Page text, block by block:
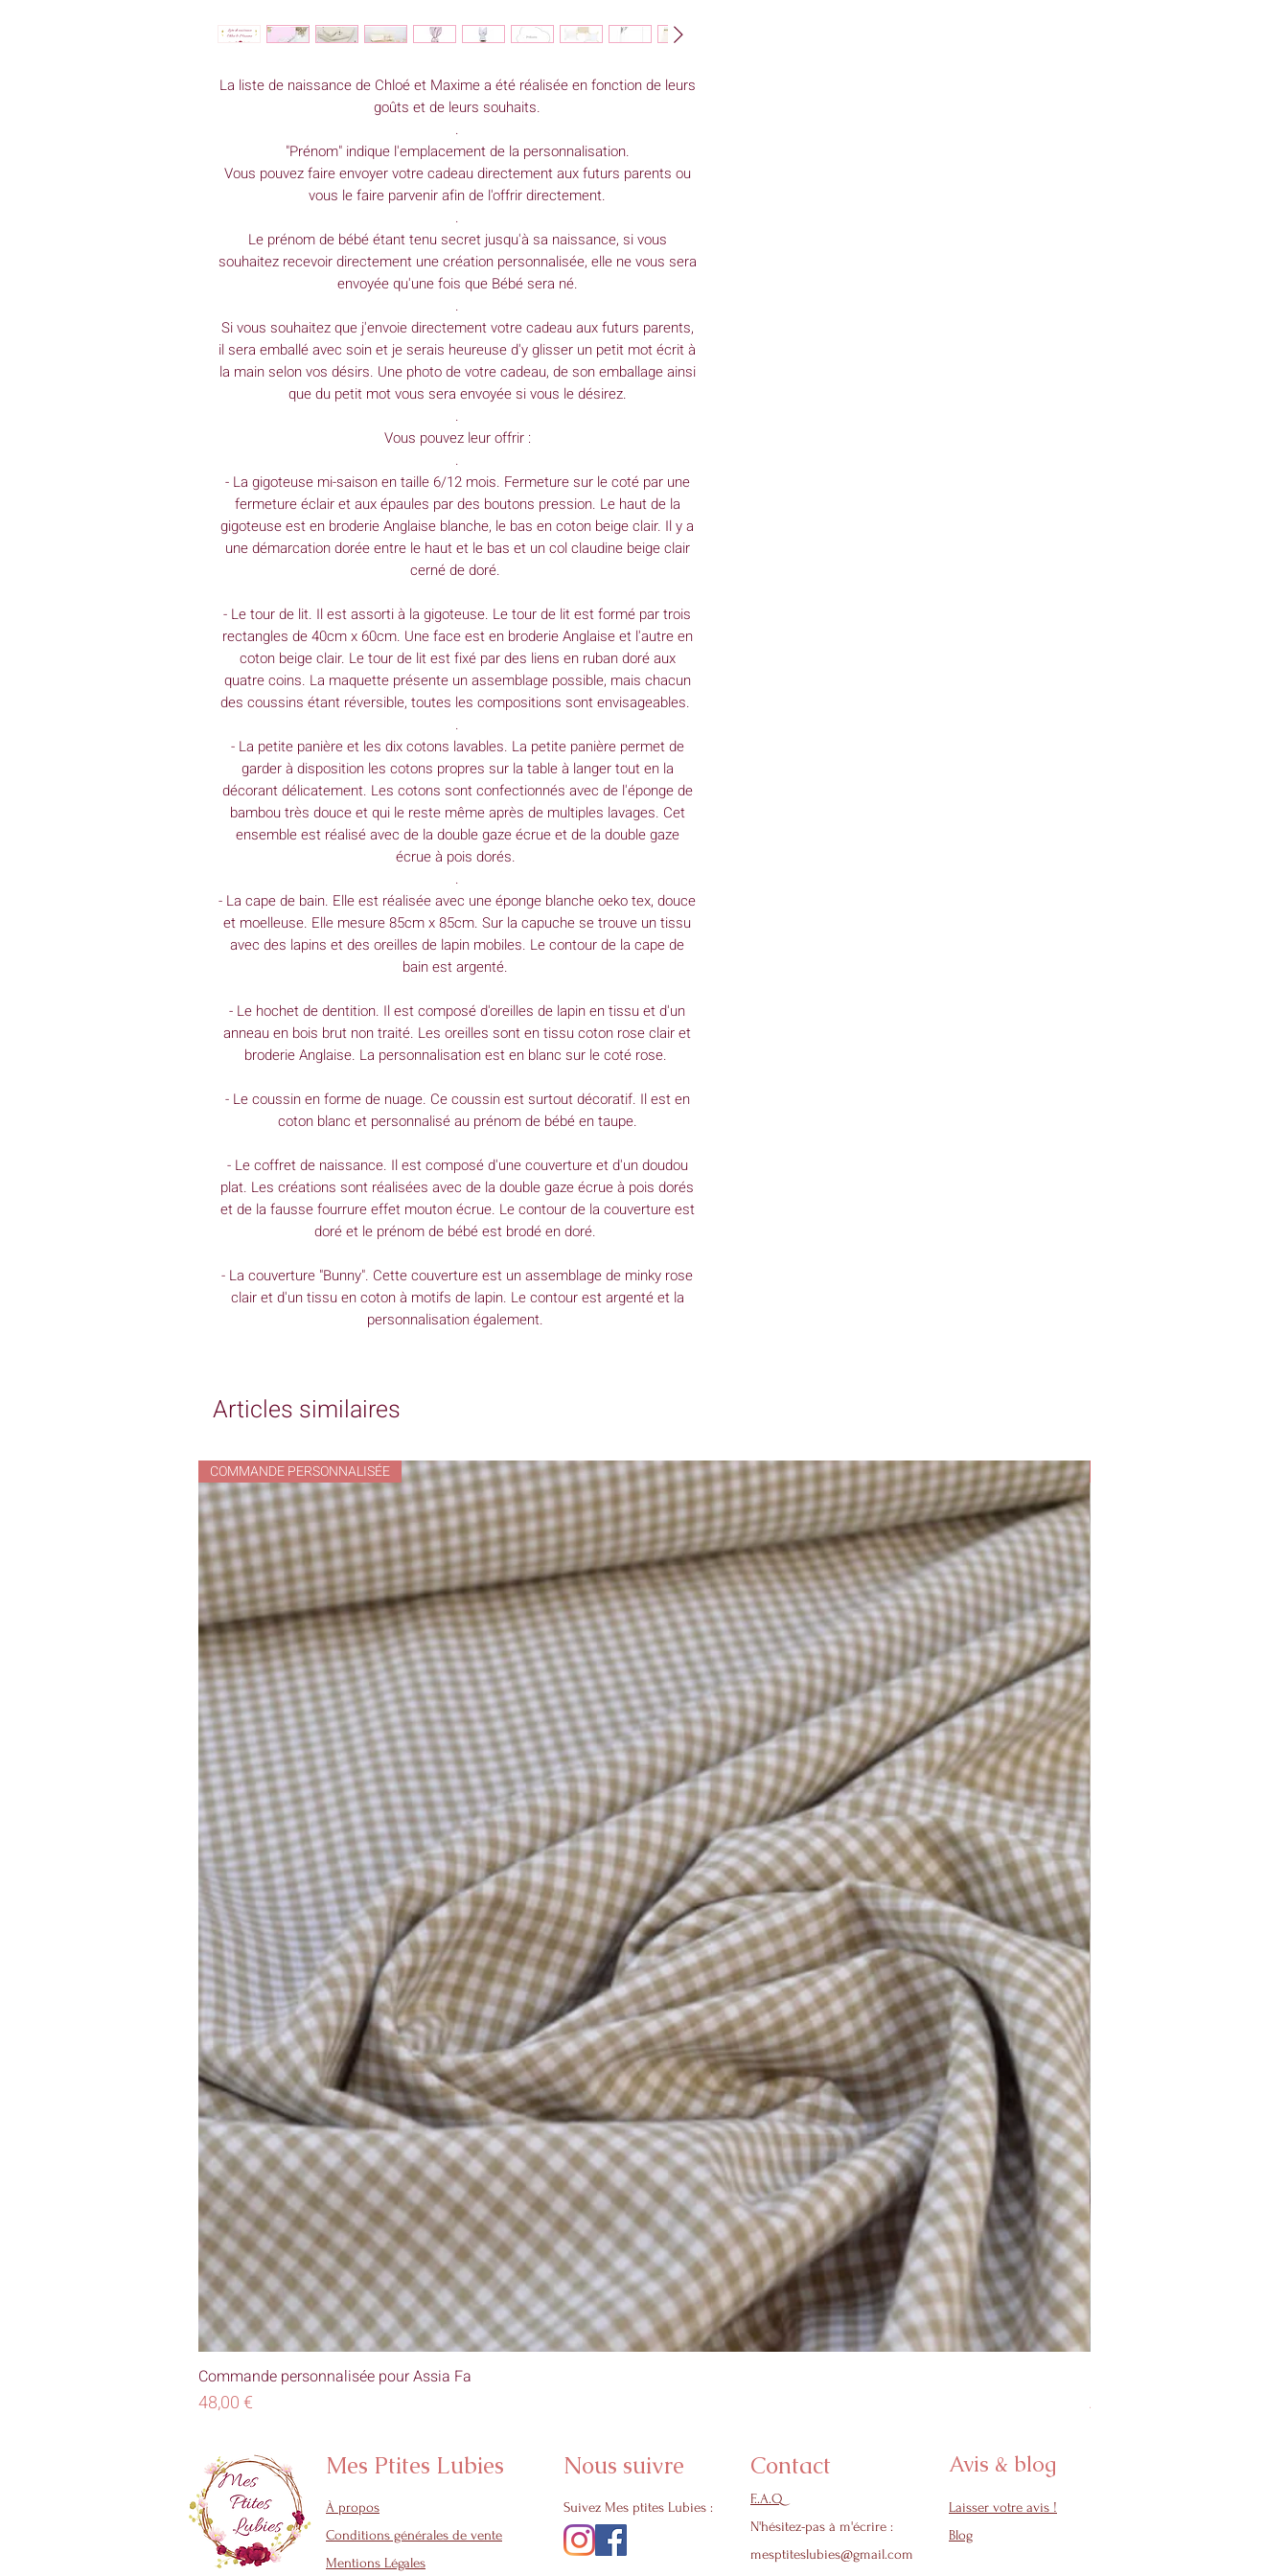
La liste de naissance de Chloé et Maxime a été réalisée en fonction de leurs
goûts et de leurs souhaits.
.
"Prénom" indique l'emplacement de la personnalisation.
Vous pouvez faire envoyer votre cadeau directement aux futurs parents ou
vous le faire parvenir afin de l'offrir directement.
.
Le prénom de bébé étant tenu secret jusqu'à sa naissance, si vous
souhaitez recevoir directement une création personnalisée, elle ne vous sera
envoyée qu'une fois que Bébé sera né.
.
Si vous souhaitez que j'envoie directement votre cadeau aux futurs parents,
il sera emballé avec soin et je serais heureuse d'y glisser un petit mot écrit à
la main selon vos désirs. Une photo de votre cadeau, de son emballage ainsi
que du petit mot vous sera envoyée si vous le désirez.
.
Vous pouvez leur offrir :
.
- La gigoteuse mi-saison en taille 6/12 mois. Fermeture sur le coté par une
fermeture éclair et aux épaules par des boutons pression. Le haut de la
gigoteuse est en broderie Anglaise blanche, le bas en coton beige clair. Il y a
une démarcation dorée entre le haut et le bas et un col claudine beige clair
cerné de doré.
- Le tour de lit. Il est assorti à la gigoteuse. Le tour de lit est formé par trois
rectangles de 40cm x 60cm. Une face est en broderie Anglaise et l'autre en
coton beige clair. Le tour de lit est fixé par des liens en ruban doré aux
quatre coins. La maquette présente un assemblage possible, mais chacun
des coussins étant réversible, toutes les compositions sont envisageables.
.
- La petite panière et les dix cotons lavables. La petite panière permet de
garder à disposition les cotons propres sur la table à langer tout en la
décorant délicatement. Les cotons sont confectionnés avec de l'éponge de
bambou très douce et qui le reste même après de multiples lavages. Cet
ensemble est réalisé avec de la double gaze écrue et de la double gaze
écrue à pois dorés.
.
- La cape de bain. Elle est réalisée avec une éponge blanche oeko tex, douce
et moelleuse. Elle mesure 85cm x 85cm. Sur la capuche se trouve un tissu
avec des lapins et des oreilles de lapin mobiles. Le contour de la cape de
bain est argenté.
- Le hochet de dentition. Il est composé d'oreilles de lapin en tissu et d'un
anneau en bois brut non traité. Les oreilles sont en tissu coton rose clair et
broderie Anglaise. La personnalisation est en blanc sur le coté rose.
- Le coussin en forme de nuage. Ce coussin est surtout décoratif. Il est en
coton blanc et personnalisé au prénom de bébé en taupe.
- Le coffret de naissance. Il est composé d'une couverture et d'un doudou
plat. Les créations sont réalisées avec de la double gaze écrue à pois dorés
et de la fausse fourrure effet mouton écrue. Le contour de la couverture est
doré et le prénom de bébé est brodé en doré.
- La couverture "Bunny". Cette couverture est un assemblage de minky rose
clair et d'un tissu en coton à motifs de lapin. Le contour est argenté et la
personnalisation également.
Articles similaires
COMMANDE PERSONNALISÉE
Commande personnalisée pour Assia Fa
Prix
48,00 € À partir de
Prix promotionnel
Mes Ptites Lubies
À propos
Conditions générales de vente
Mentions Légales
Nous suivre
Suivez Mes ptites Lubies :
Contact
F..A.Q
N'hésitez-pas à m'écrire :
mesptiteslubies@gmail.com
Avis & blog
Laisser votre avis !
Blog